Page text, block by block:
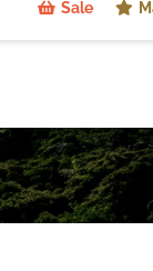
Sale